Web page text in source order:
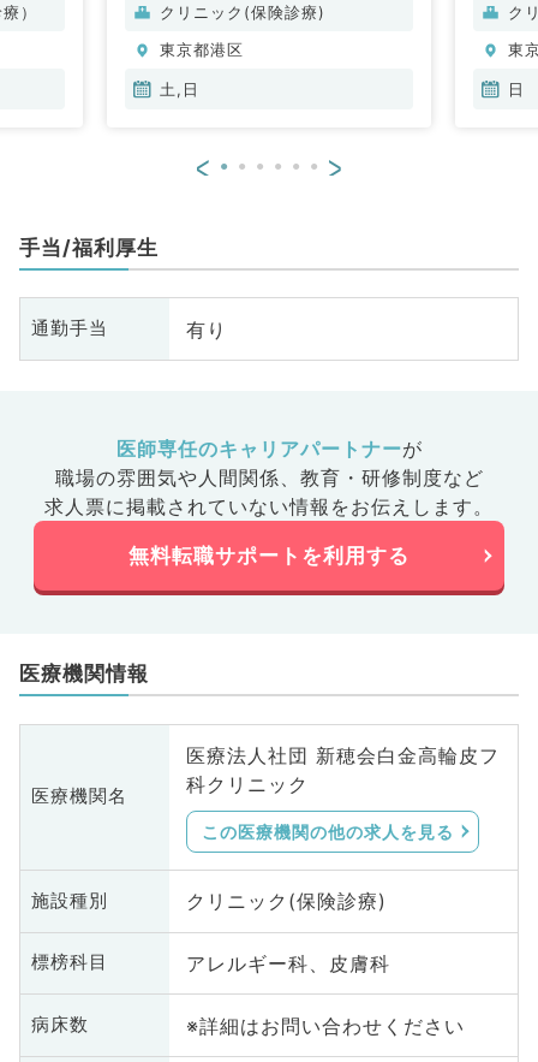
）
クリニック(保険診療)
東京都港区
土,日
ク
東
日
< >
手当/福利厚生
通勤手当 有り
医師専任のキャリアパートナーが
職場の雰囲気や人間関係、 教育・研修制度など
求人票に掲載されていない情報をお伝えします。
無料転職サポートを利用する
医療機関情報
医療機関名
医療法人社団 新穂会白金高輪皮フ
科クリニック
この医療機関の他の求人を見る
施設種別 クリニック(保険診療)
標榜科目 アレルギー科、皮膚科
病床数 ※詳細はお問い合わせください